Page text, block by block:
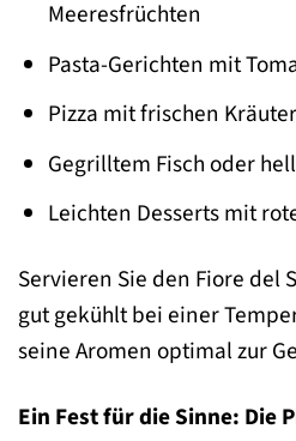
Meeresfrüchten
Pasta-Gerichten mit
Pizza mit frischen
Gegrilltem Fisch oder
Leichten Desserts mit
Servieren Sie den Fiore del
gut gekühlt bei einer
seine Aromen optimal zur
Ein Fest für die Sinne: Die